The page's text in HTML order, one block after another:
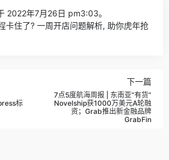
2022年7月26日 pm3:03。
卡住了? 一周开店问题解析, 助你虎年抢
标
下一篇
7点5度航海周报 | 东南亚“有货”
Novelship获1000万美元A轮融
资；Grab推出新金融品牌
GrabFin